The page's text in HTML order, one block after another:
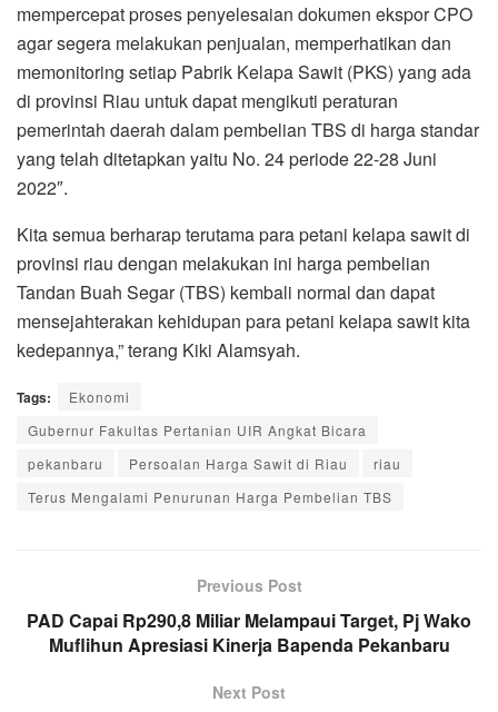
mempercepat proses penyelesaian dokumen ekspor CPO
agar segera melakukan penjualan, memperhatikan dan
memonitoring setiap Pabrik Kelapa Sawit (PKS) yang ada
di provinsi Riau untuk dapat mengikuti peraturan
pemerintah daerah dalam pembelian TBS di harga standar
yang telah ditetapkan yaitu No. 24 periode 22-28 Juni
2022″.
Kita semua berharap terutama para petani kelapa sawit di
provinsi riau dengan melakukan ini harga pembelian
Tandan Buah Segar (TBS) kembali normal dan dapat
mensejahterakan kehidupan para petani kelapa sawit kita
kedepannya,” terang Kiki Alamsyah.
Tags:
Ekonomi
Gubernur Fakultas Pertanian UIR Angkat Bicara
pekanbaru
Persoalan Harga Sawit di Riau
riau
Terus Mengalami Penurunan Harga Pembelian TBS
Previous Post
PAD Capai Rp290,8 Miliar Melampaui Target, Pj Wako
Muflihun Apresiasi Kinerja Bapenda Pekanbaru
Next Post